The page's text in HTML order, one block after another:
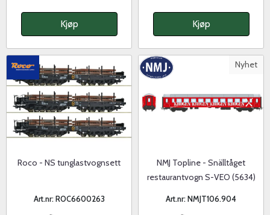
Kjøp Kjøp
Roco - NS tunglastvognsett
Art.nr: ROC6600263
Nyhet
NMJ Topline - Snälltåget
restaurantvogn S-VEO (5634)
Art.nr: NMJT106.904